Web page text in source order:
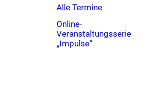
Alle Termine
Online-
Veranstaltungsserie
„Impulse“